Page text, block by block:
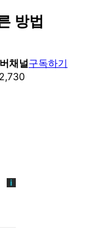
방법
채널구독하기